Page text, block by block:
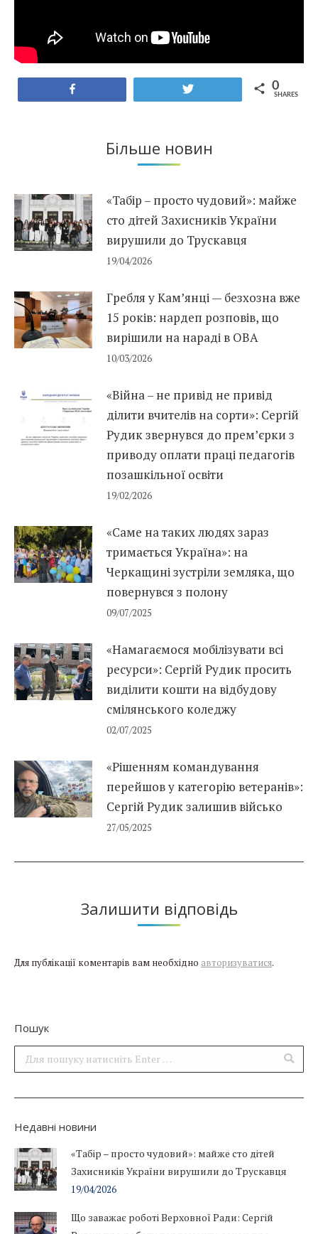
0
SHARES
Більше новин
«Табір – просто чудовий»: майже
сто дітей Захисників України
вирушили до Трускавця
19/04/2026
Гребля у Кам’янці — безхозна вже
15 років: нардеп розповів, що
вирішили на нараді в ОВА
10/03/2026
«Війна – не привід не привід
ділити вчителів на сорти»: Сергій
Рудик звернувся до прем’єрки з
приводу оплати праці педагогів
позашкільної освіти
19/02/2026
«Саме на таких людях зараз
тримається Україна»: на
Черкащині зустріли земляка, що
повернувся з полону
09/07/2025
«Намагаємося мобілізувати всі
ресурси»: Сергій Рудик просить
виділити кошти на відбудову
смілянського коледжу
02/07/2025
«Рішенням командування
перейшов у категорію ветеранів»:
Сергій Рудик залишив військо
27/05/2025
Залишити відповідь
Для публікації коментарів вам необхідно авторизуватися.
Пошук
Поиск:
Недавні новини
«Табір – просто чудовий»: майже сто дітей
Захисників України вирушили до Трускавця
19/04/2026
Що заважає роботі Верховної Ради: Сергій